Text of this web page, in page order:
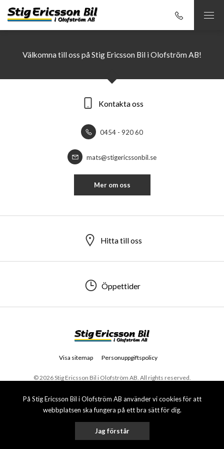
På Stig Ericsson Bil i Olofström AB använder vi cookies för att
webbplatsen ska fungera på ett bra sätt för dig.
Jag förstår
Välkomna till oss på Stig Ericsson Bil i Olofström AB!
Kontakta oss
0454 - 920 60
mats@stigericssonbil.se
Mer om oss
Hitta till oss
Öppettider
© 2026 Stig Ericsson Bil i Olofström AB. All rights reserved.
Visa sitemap Personuppgiftspolicy